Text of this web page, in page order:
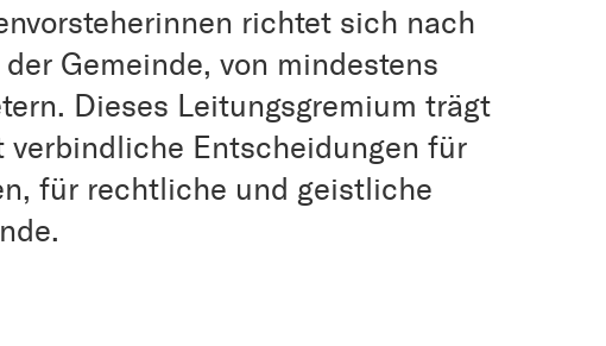
richtet sich nach
Gemeinde, von mindestens
Dieses Leitungsgremium trägt
Entscheidungen für
für rechtliche und geistliche